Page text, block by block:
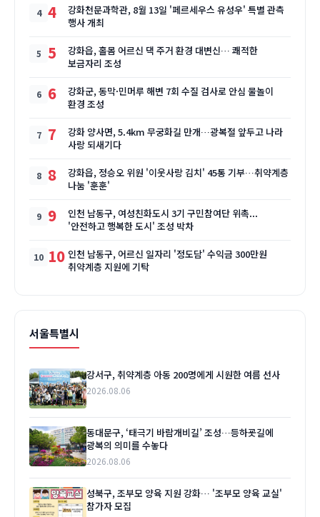
4
강화천문과학관, 8월 13일 '페르세우스 유성우' 특별 관측
행사 개최
5
강화읍, 홀몸 어르신 댁 주거 환경 대변신… 쾌적한
보금자리 조성
6
강화군, 동막·민머루 해변 7회 수질 검사로 안심 물놀이
환경 조성
7
강화 양사면, 5.4km 무궁화길 만개…광복절 앞두고 나라
사랑 되새기다
8
강화읍, 정승오 위원 '이웃사랑 김치' 45통 기부…취약계층
나눔 '훈훈'
9
인천 남동구, 여성친화도시 3기 구민참여단 위촉...
'안전하고 행복한 도시' 조성 박차
10 인천 남동구, 어르신 일자리 '정도담' 수익금 300만원
취약계층 지원에 기탁
서울특별시
강서구, 취약계층 아동 200명에게 시원한 여름 선사
2026.08.06
동대문구, ‘태극기 바람개비길’ 조성…등하굣길에
광복의 의미를 수놓다
2026.08.06
성북구, 조부모 양육 지원 강화… '조부모 양육 교실'
참가자 모집